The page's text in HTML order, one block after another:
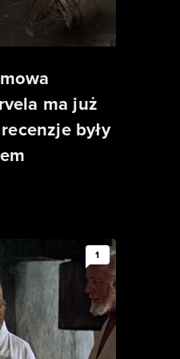
ma już
były
1